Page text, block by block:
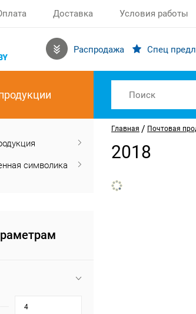
Доставка Условия работы
Распродажа Спец
символика
Главная / Почтовая
2018